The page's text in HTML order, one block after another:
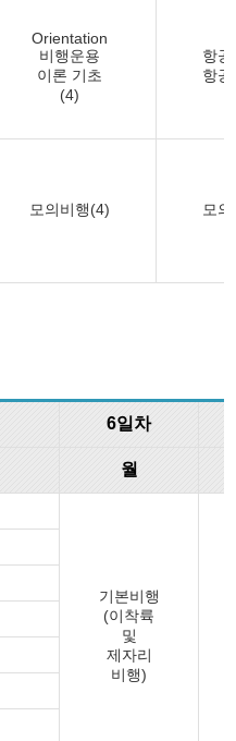
Orientation
비행운용
이론 기초
(4)
항
항
모의비행(4) 모
6일차
월
기본비행
(이착륙
및
제자리
비행)